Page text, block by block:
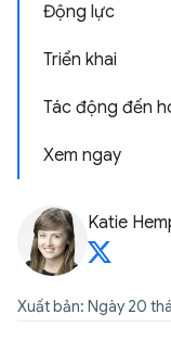
Động lực
Triển khai
Tác động đến
Xem ngay
Katie
Xuất bản: Ngày 20